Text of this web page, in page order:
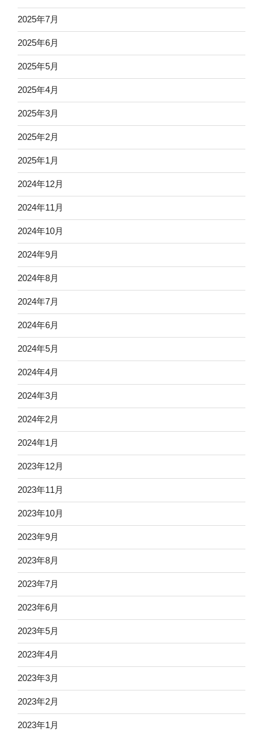
2025年7月
2025年6月
2025年5月
2025年4月
2025年3月
2025年2月
2025年1月
2024年12月
2024年11月
2024年10月
2024年9月
2024年8月
2024年7月
2024年6月
2024年5月
2024年4月
2024年3月
2024年2月
2024年1月
2023年12月
2023年11月
2023年10月
2023年9月
2023年8月
2023年7月
2023年6月
2023年5月
2023年4月
2023年3月
2023年2月
2023年1月